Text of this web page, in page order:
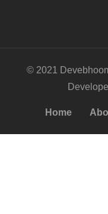
© 2021
Home